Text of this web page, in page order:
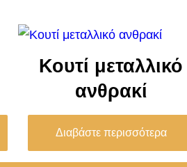
Κουτί μεταλλικό
ανθρακί
Διαβάστε περισσότερα